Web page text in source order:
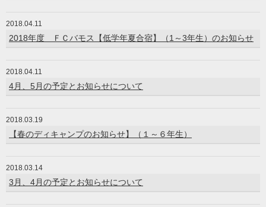
2018.04.11
2018年度 ＦＣバモス【低学年夏合宿】（1～3年生）のお知らせ
2018.04.11
4月、5月の予定とお知らせについて
2018.03.19
【春のディキャンプのお知らせ】（１～６年生）
2018.03.14
3月、4月の予定とお知らせについて